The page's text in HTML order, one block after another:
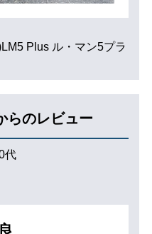
Plus ル・マン5プラ
らのレビュー
代